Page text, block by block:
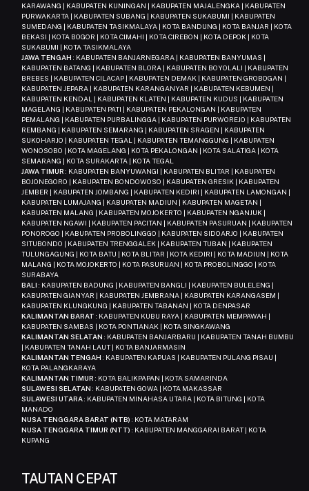
KARAWANG | KABUPATEN KUNINGAN | KABUPATEN MAJALENGKA | KABUPATEN
PURWAKARTA | KABUPATEN SUBANG | KABUPATEN SUKABUMI | KABUPATEN
SUMEDANG | KABUPATEN TASIKMALAYA | KOTA BANDUNG | KOTA BANJAR | KOTA
BEKASI | KOTA BOGOR | KOTA CIMAHI | KOTA CIREBON | KOTA DEPOK | KOTA
SUKABUMI | KOTA TASIKMALAYA
JAWA TENGAH : KABUPATEN BANJARNEGARA | KABUPATEN BANYUMAS |
KABUPATEN BATANG | KABUPATEN BLORA | KABUPATEN BOYOLALI | KABUPATEN
BREBES | KABUPATEN CILACAP | KABUPATEN DEMAK | KABUPATEN GROBOGAN |
KABUPATEN JEPARA | KABUPATEN KARANGANYAR | KABUPATEN KEBUMEN |
KABUPATEN KENDAL | KABUPATEN KLATEN | KABUPATEN KUDUS | KABUPATEN
MAGELANG | KABUPATEN PATI | KABUPATEN PEKALONGAN | KABUPATEN
PEMALANG | KABUPATEN PURBALINGGA | KABUPATEN PURWOREJO | KABUPATEN
REMBANG | KABUPATEN SEMARANG | KABUPATEN SRAGEN | KABUPATEN
SUKOHARJO | KABUPATEN TEGAL | KABUPATEN TEMANGGUNG | KABUPATEN
WONOSOBO | KOTA MAGELANG | KOTA PEKALONGAN | KOTA SALATIGA | KOTA
SEMARANG | KOTA SURAKARTA | KOTA TEGAL
JAWA TIMUR : KABUPATEN BANYUWANGI | KABUPATEN BLITAR | KABUPATEN
BOJONEGORO | KABUPATEN BONDOWOSO | KABUPATEN GRESIK | KABUPATEN
JEMBER | KABUPATEN JOMBANG | KABUPATEN KEDIRI | KABUPATEN LAMONGAN |
KABUPATEN LUMAJANG | KABUPATEN MADIUN | KABUPATEN MAGETAN |
KABUPATEN MALANG | KABUPATEN MOJOKERTO | KABUPATEN NGANJUK |
KABUPATEN NGAWI | KABUPATEN PACITAN | KABUPATEN PASURUAN | KABUPATEN
PONOROGO | KABUPATEN PROBOLINGGO | KABUPATEN SIDOARJO | KABUPATEN
SITUBONDO | KABUPATEN TRENGGALEK | KABUPATEN TUBAN | KABUPATEN
TULUNGAGUNG | KOTA BATU | KOTA BLITAR | KOTA KEDIRI | KOTA MADIUN | KOTA
MALANG | KOTA MOJOKERTO | KOTA PASURUAN | KOTA PROBOLINGGO | KOTA
SURABAYA
BALI : KABUPATEN BADUNG | KABUPATEN BANGLI | KABUPATEN BULELENG |
KABUPATEN GIANYAR | KABUPATEN JEMBRANA | KABUPATEN KARANGASEM |
KABUPATEN KLUNGKUNG | KABUPATEN TABANAN | KOTA DENPASAR
KALIMANTAN BARAT : KABUPATEN KUBU RAYA | KABUPATEN MEMPAWAH |
KABUPATEN SAMBAS | KOTA PONTIANAK | KOTA SINGKAWANG
KALIMANTAN SELATAN : KABUPATEN BANJARBARU | KABUPATEN TANAH BUMBU
| KABUPATEN TANAH LAUT | KOTA BANJARMASIN
KALIMANTAN TENGAH : KABUPATEN KAPUAS | KABUPATEN PULANG PISAU |
KOTA PALANGKARAYA
KALIMANTAN TIMUR : KOTA BALIKPAPAN | KOTA SAMARINDA
SULAWESI SELATAN : KABUPATEN GOWA | KOTA MAKASSAR
SULAWESI UTARA: KABUPATEN MINAHASA UTARA | KOTA BITUNG | KOTA
MANADO
NUSA TENGGARA BARAT (NTB) : KOTA MATARAM
NUSA TENGGARA TIMUR (NTT) : KABUPATEN MANGGARAI BARAT | KOTA
KUPANG
TAUTAN CEPAT